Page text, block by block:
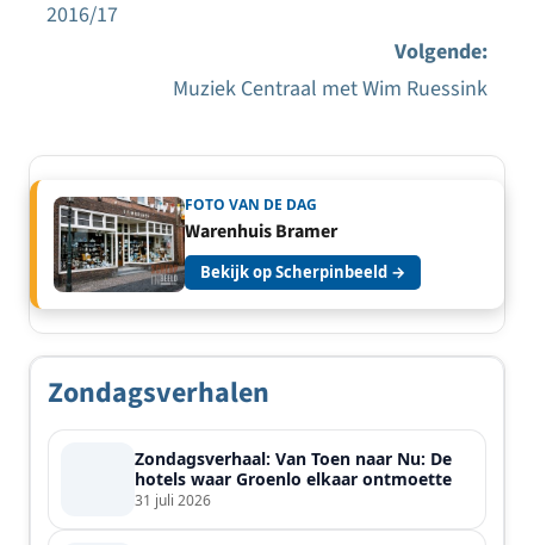
2016/17
Volgende:
Muziek Centraal met Wim Ruessink
FOTO VAN DE DAG
Warenhuis Bramer
Bekijk op Scherpinbeeld →
Zondagsverhalen
Zondagsverhaal: Van Toen naar Nu: De
hotels waar Groenlo elkaar ontmoette
31 juli 2026